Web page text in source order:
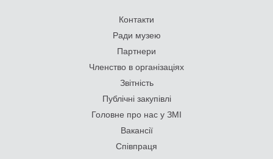
Контакти
Ради музею
Партнери
Членство в організаціях
Звітність
Публічні закупівлі
Головне про нас у ЗМІ
Вакансії
Співпраця